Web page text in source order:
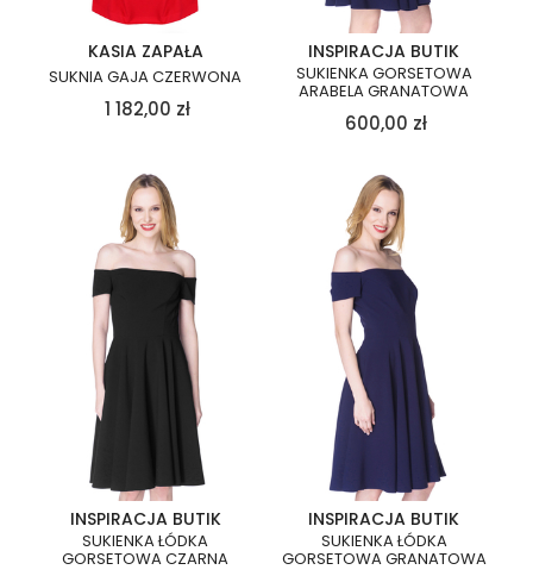
KASIA ZAPAŁA
SUKNIA GAJA CZERWONA
1 182,00 zł
INSPIRACJA BUTIK
SUKIENKA GORSETOWA
ARABELA GRANATOWA
600,00 zł
INSPIRACJA BUTIK
SUKIENKA ŁÓDKA
GORSETOWA CZARNA
INSPIRACJA BUTIK
SUKIENKA ŁÓDKA
GORSETOWA GRANATOWA